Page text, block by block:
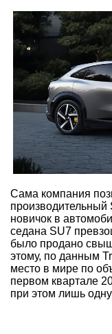
Сама компания
новичок в
седана SU7
было продано
этому, по данным
место в мире по
первом квартале
при этом лишь